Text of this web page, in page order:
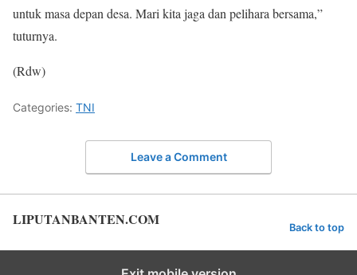
untuk masa depan desa. Mari kita jaga dan pelihara bersama,”
tuturnya.
(Rdw)
Categories: TNI
Leave a Comment
LIPUTANBANTEN.COM Back to top